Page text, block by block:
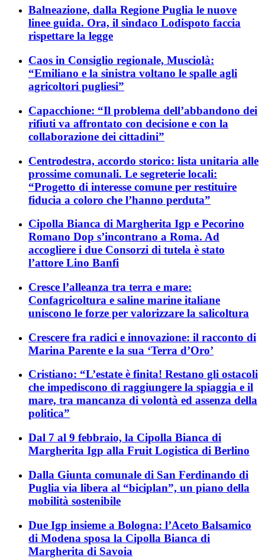
Balneazione, dalla Regione Puglia le nuove
linee guida. Ora, il sindaco Lodispoto faccia
rispettare la legge
Caos in Consiglio regionale, Musciolà:
“Emiliano e la sinistra voltano le spalle agli
agricoltori pugliesi”
Capacchione: “Il problema dell’abbandono dei
rifiuti va affrontato con decisione e con la
collaborazione dei cittadini”
Centrodestra, accordo storico: lista unitaria alle
prossime comunali. Le segreterie locali:
“Progetto di interesse comune per restituire
fiducia a coloro che l’hanno perduta”
Cipolla Bianca di Margherita Igp e Pecorino
Romano Dop s’incontrano a Roma. Ad
accogliere i due Consorzi di tutela è stato
l’attore Lino Banfi
Cresce l’alleanza tra terra e mare:
Confagricoltura e saline marine italiane
uniscono le forze per valorizzare la salicoltura
Crescere fra radici e innovazione: il racconto di
Marina Parente e la sua ‘Terra d’Oro’
Cristiano: “L’estate è finita! Restano gli ostacoli
che impediscono di raggiungere la spiaggia e il
mare, tra mancanza di volontà ed assenza della
politica”
Dal 7 al 9 febbraio, la Cipolla Bianca di
Margherita Igp alla Fruit Logistica di Berlino
Dalla Giunta comunale di San Ferdinando di
Puglia via libera al “biciplan”, un piano della
mobilità sostenibile
Due Igp insieme a Bologna: l’Aceto Balsamico
di Modena sposa la Cipolla Bianca di
Margherita di Savoia